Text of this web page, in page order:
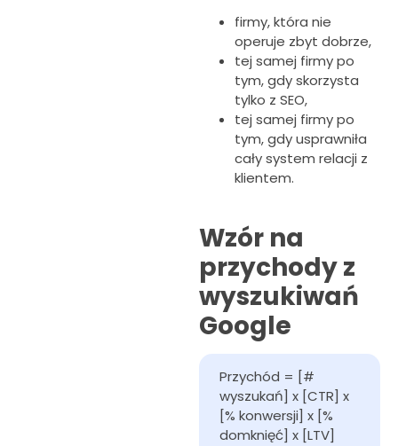
firmy, która nie
operuje zbyt dobrze,
tej samej firmy po
tym, gdy skorzysta
tylko z SEO,
tej samej firmy po
tym, gdy usprawniła
cały system relacji z
klientem.
Wzór na
przychody z
wyszukiwań
Google
Przychód = [#
wyszukań] x [CTR] x
[% konwersji] x [%
domknięć] x [LTV]